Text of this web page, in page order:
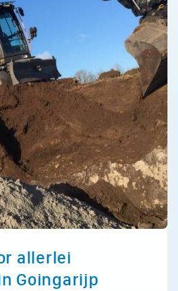
allerlei
Goingarijp